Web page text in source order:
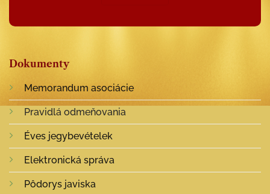
Dokumenty
Memorandum asociácie
Pravidlá odmeňovania
Éves jegybevételek
Elektronická správa
Pôdorys javiska